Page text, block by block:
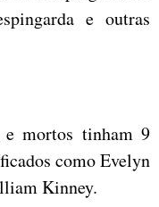
e outras
e mortos tinham 9
como Evelyn
Kinney.